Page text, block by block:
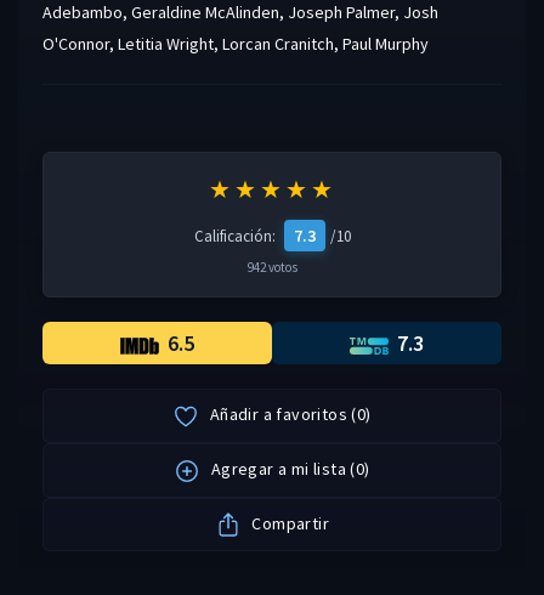
Adebambo, Geraldine McAlinden, Joseph Palmer, Josh
O'Connor, Letitia Wright, Lorcan Cranitch, Paul Murphy
★★★★★
Calificación: 7.3 /10
942 votos
6.5 7.3
Añadir a favoritos (0)
Agregar a mi lista (0)
Compartir